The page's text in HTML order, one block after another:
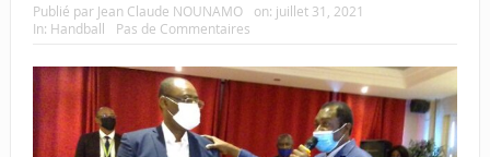
Publié par Jean Claude NOUNAMO on: juillet 31, 2021
In: Handball Pas de Commentaires